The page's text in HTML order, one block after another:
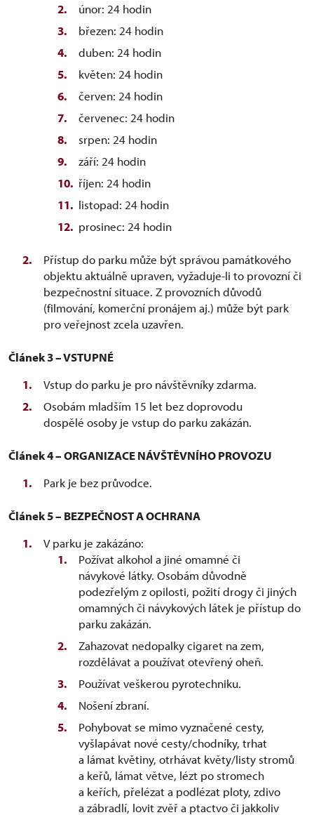
únor: 24 hodin
březen: 24 hodin
duben: 24 hodin
květen: 24 hodin
červen: 24 hodin
červenec: 24 hodin
srpen: 24 hodin
září: 24 hodin
říjen: 24 hodin
listopad: 24 hodin
prosinec: 24 hodin
Přístup do parku může být správou památkového
objektu aktuálně upraven, vyžaduje-li to provozní či
bezpečnostní situace. Z provozních důvodů
(filmování, komerční pronájem aj.) může být park
pro veřejnost zcela uzavřen.
Článek 3 – VSTUPNÉ
Vstup do parku je pro návštěvníky zdarma.
Osobám mladším 15 let bez doprovodu
dospělé osoby je vstup do parku zakázán.
Článek 4 – ORGANIZACE NÁVŠTĚVNÍHO PROVOZU
Park je bez průvodce.
Článek 5 – BEZPEČNOST A OCHRANA
V parku je zakázáno:
Požívat alkohol a jiné omamné či
návykové látky. Osobám důvodně
podezřelým z opilosti, požití drogy či jiných
omamných či návykových látek je přístup do
parku zakázán.
Zahazovat nedopalky cigaret na zem,
rozdělávat a používat otevřený oheň.
Používat veškerou pyrotechniku.
Nošení zbraní.
Pohybovat se mimo vyznačené cesty,
vyšlapávat nové cesty/chodníky, trhat
a lámat květiny, otrhávat květy/listy stromů
a keřů, lámat větve, lézt po stromech
a keřích, přelézat a podlézat ploty, zdivo
a zábradlí, lovit zvěř a ptactvo či jakkoliv